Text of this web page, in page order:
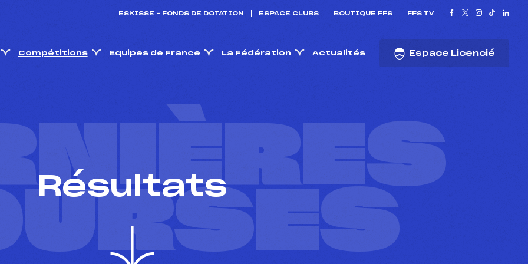
ESKISSE – FONDS DE DOTATION ESPACE CLUBS BOUTIQUE FFS FFS TV
Compétitions Equipes de France La Fédération Actualités Espace Licencié
Résultats